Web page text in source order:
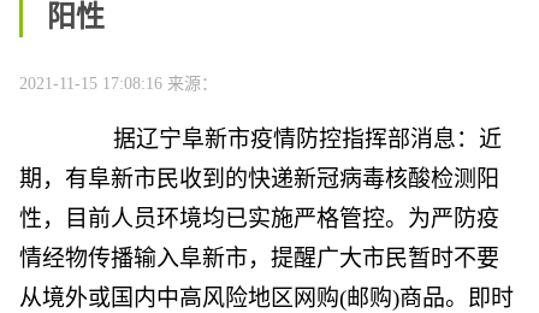
阳性
2021-11-15 17:08:16 来源：
据辽宁阜新市疫情防控指挥部消息：近
期，有阜新市民收到的快递新冠病毒核酸检测阳
性，目前人员环境均已实施严格管控。为严防疫
情经物传播输入阜新市，提醒广大市民暂时不要
从境外或国内中高风险地区网购(邮购)商品。即时